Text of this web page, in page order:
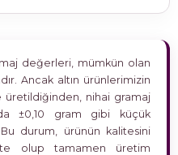
değerleri, mümkün olan
Ancak altın ürünlerimizin
nihai gramaj
±0,10 gram gibi küçük
durum, ürünün kalitesini
olup tamamen üretim